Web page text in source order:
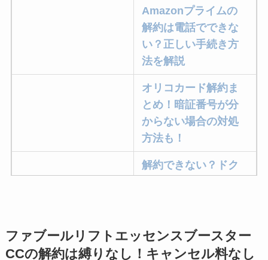
Amazonプライムの
解約は電話でできな
い？正しい手続き方
法を解説
オリコカード解約ま
とめ！暗証番号が分
からない場合の対処
方法も！
解約できない？ドク
ミュゼプラチナムの
解約方法まとめ！契
ファブールリフトエッセンスブースター
CCの解約は縛りなし！キャンセル料なし